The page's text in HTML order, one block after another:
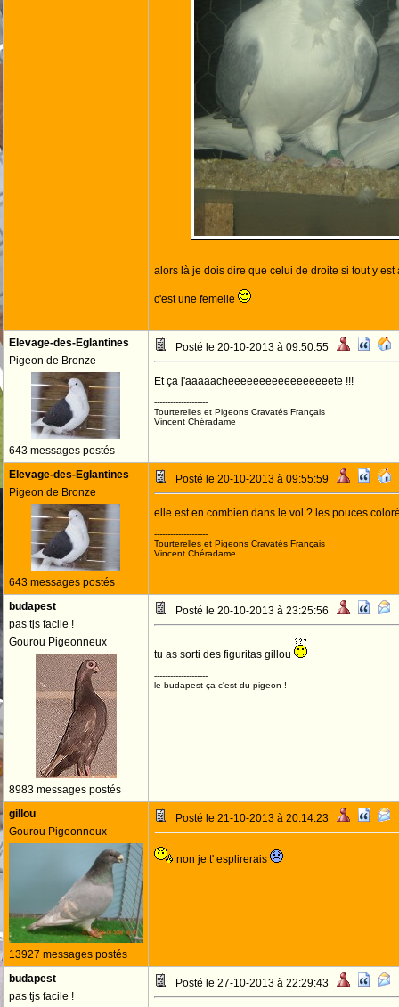
alors là je dois dire que celui de droite si tout y
c'est une femelle
--------------------
Elevage-des-Eglantines
Pigeon de Bronze
643 messages postés
Posté le 20-10-2013 à 09:50:55
Et ça j'aaaaacheeeeeeeeeeeeeeeeete !!!
--------------------
Tourterelles et Pigeons Cravatés Français
Vincent Chéradame
Elevage-des-Eglantines
Pigeon de Bronze
643 messages postés
Posté le 20-10-2013 à 09:55:59
elle est en combien dans le vol ? les pouces
--------------------
Tourterelles et Pigeons Cravatés Français
Vincent Chéradame
budapest
pas tjs facile !
Gourou Pigeonneux
8983 messages postés
Posté le 20-10-2013 à 23:25:56
tu as sorti des figuritas gillou
--------------------
le budapest ça c'est du pigeon !
gillou
Gourou Pigeonneux
13927 messages postés
Posté le 21-10-2013 à 20:14:23
non je t' esplirerais
--------------------
budapest
pas tjs facile !
Posté le 27-10-2013 à 22:29:43